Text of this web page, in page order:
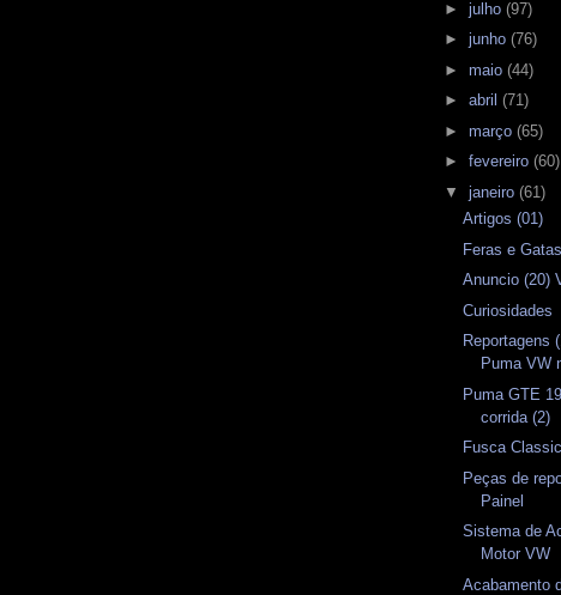
► julho (97)
► junho (76)
► maio (44)
► abril (71)
► março (65)
► fevereiro (60)
▼ janeiro (61)
Artigos (01)
Feras e Gatas
Anuncio (20)
Curiosidades
Reportagens
Puma VW
Puma GTE
corrida (2)
Fusca Classic
Peças de
Painel
Sistema de
Motor VW
Acabamento